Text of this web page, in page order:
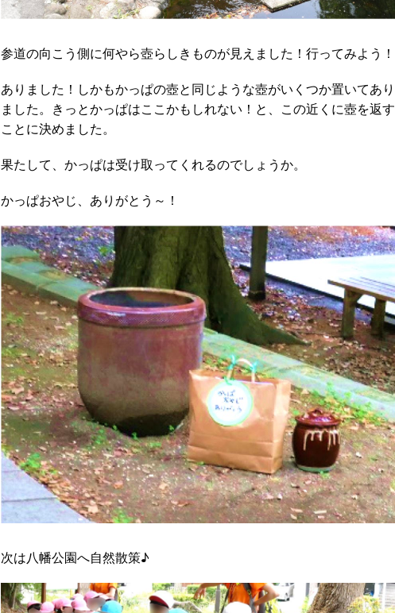
参道の向こう側に何やら壺らしきものが見えました！行ってみよう！
ありました！しかもかっぱの壺と同じような壺がいくつか置いてあり
ました。きっとかっぱはここかもしれない！と、この近くに壺を返す
ことに決めました。
果たして、かっぱは受け取ってくれるのでしょうか。
かっぱおやじ、ありがとう～！
次は八幡公園へ自然散策♪